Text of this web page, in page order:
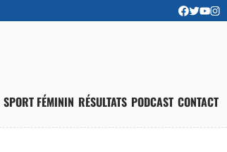
SPORT FÉMININ RÉSULTATS PODCAST CONTACT